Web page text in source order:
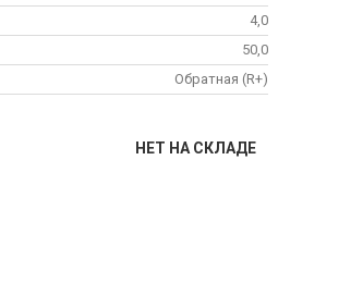
4,0
50,0
Обратная (R+)
НЕТ НА СКЛАДЕ